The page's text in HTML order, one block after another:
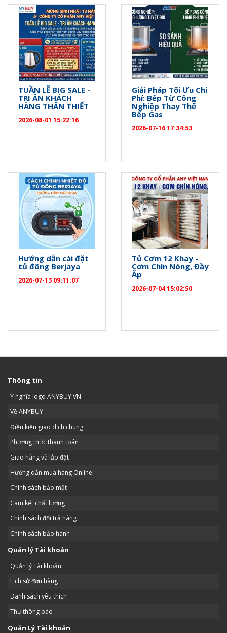
TUẦN LỄ BIG SALE -
TRI ÂN KHÁCH
HÀNG THÂN THIẾT
2026-08-01 15:22:16
Giải Pháp Tối Ưu Chi
Phí: Bếp Từ Công
Nghiệp Thay Thế
Bếp Gas
2026-07-16 17:34:53
Hướng dẫn cài đặt
tủ đông Berjaya
2026-07-13 09:11:07
Tủ Cơm 12 Khay -
Cơm Chín Nóng, Đầy
Ắp
2026-07-04 15:02:50
Thông tin
Ý nghĩa logo ANYBUY.VN
Về ANYBUY
Điều kiện giao dịch chung
Phương thức thanh toán
Giao hàng và lắp đặt
Hướng dẫn mua hàng Online
Chính sách bảo mật
Cam kết chất lượng
Chính sách đổi trả hàng
Chính sách bảo hành
Quản lý Tài khoản
Quản lý Tài khoản
Lịch sử đơn hàng
Danh sách yêu thích
Thư thông báo
Quản Lý Tài khoản